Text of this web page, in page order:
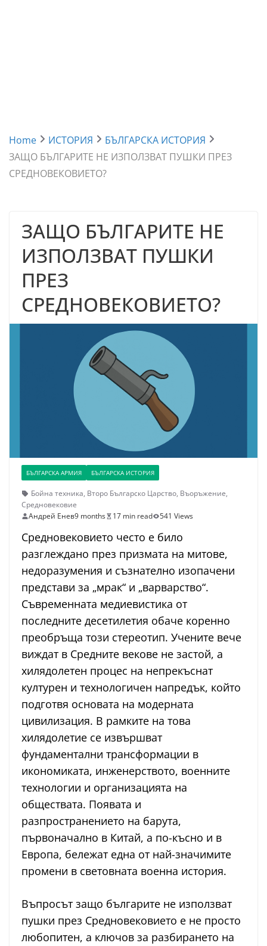
Home ИСТОРИЯ
БЪЛГАРСКА ИСТОРИЯ
ЗАЩО БЪЛГАРИТЕ НЕ ИЗПОЛЗВАТ ПУШКИ ПРЕЗ
СРЕДНОВЕКОВИЕТО?
ЗАЩО БЪЛГАРИТЕ НЕ
ИЗПОЛЗВАТ ПУШКИ
ПРЕЗ
СРЕДНОВЕКОВИЕТО?
БЪЛГАРСКА АРМИЯ БЪЛГАРСКА ИСТОРИЯ
Бойна техника, Второ Българско Царство, Въоръжение,
Средновековие
Андрей Енев9 months 17 min read 541 Views
Средновековието често е било
разглеждано през призмата на митове,
недоразумения и съзнателно изопачени
представи за „мрак“ и „варварство“.
Съвременната медиевистика от
последните десетилетия обаче коренно
преобръща този стереотип. Учените вече
виждат в Средните векове не застой, а
хилядолетен процес на непрекъснат
културен и технологичен напредък, който
подготвя основата на модерната
цивилизация. В рамките на това
хилядолетие се извършват
фундаментални трансформации в
икономиката, инженерството, военните
технологии и организацията на
обществата. Появата и
разпространението на барута,
първоначално в Китай, а по-късно и в
Европа, бележат една от най-значимите
промени в световната военна история.
Въпросът защо българите не използват
пушки през Средновековието е не просто
любопитен, а ключов за разбирането на